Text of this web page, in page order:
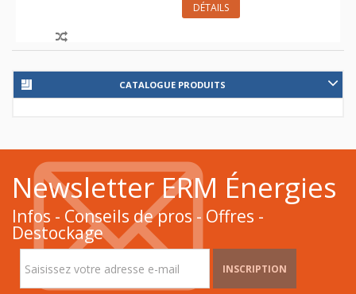
DÉTAILS
CATALOGUE PRODUITS
Newsletter ERM Énergies
Infos - Conseils de pros - Offres -
Destockage
INSCRIPTION